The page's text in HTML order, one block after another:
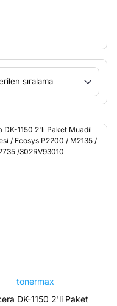
tonermax
DK-1150 2'li Paket